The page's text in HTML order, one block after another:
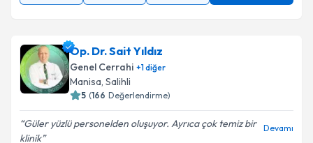
Op. Dr. Sait Yıldız
Genel Cerrahi +1diğer
Manisa, Salihli
5 (166 Değerlendirme)
Güler yüzlü personelden oluşuyor. Ayrıca çok temiz bir
klinik
Devamı